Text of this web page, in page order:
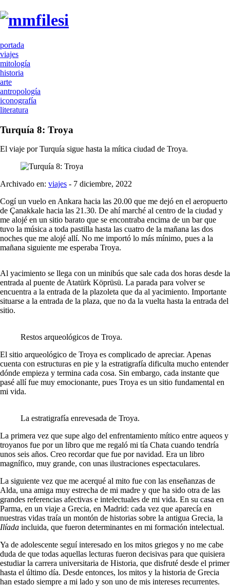
portada
viajes
mitología
historia
arte
antropología
iconografía
literatura
Turquía 8: Troya
El viaje por Turquía sigue hasta la mítica ciudad de Troya.
Archivado en: viajes - 7 diciembre, 2022
Cogí un vuelo en Ankara hacia las 20.00 que me dejó en el aeropuerto
de Çanakkale hacia las 21.30. De ahí marché al centro de la ciudad y
me alojé en un sitio barato que se encontraba encima de un bar que
tuvo la música a toda pastilla hasta las cuatro de la mañana las dos
noches que me alojé allí. No me importó lo más mínimo, pues a la
mañana siguiente me esperaba Troya.
Al yacimiento se llega con un minibús que sale cada dos horas desde la
entrada al puente de Atatürk Köprüsü. La parada para volver se
encuentra a la entrada de la plazoleta que da al yacimiento. Importante
situarse a la entrada de la plaza, que no da la vuelta hasta la entrada del
sitio.
Restos arqueológicos de Troya.
El sitio arqueológico de Troya es complicado de apreciar. Apenas
cuenta con estructuras en pie y la estratigrafía dificulta mucho entender
dónde empieza y termina cada cosa. Sin embargo, cada instante que
pasé allí fue muy emocionante, pues Troya es un sitio fundamental en
mi vida.
La estratigrafía enrevesada de Troya.
La primera vez que supe algo del enfrentamiento mítico entre aqueos y
troyanos fue por un libro que me regaló mi tía Chata cuando tendría
unos seis años. Creo recordar que fue por navidad. Era un libro
magnífico, muy grande, con unas ilustraciones espectaculares.
La siguiente vez que me acerqué al mito fue con las enseñanzas de
Alda, una amiga muy estrecha de mi madre y que ha sido otra de las
grandes referencias afectivas e intelectuales de mi vida. En su casa en
Parma, en un viaje a Grecia, en Madrid: cada vez que aparecía en
nuestras vidas traía un montón de historias sobre la antigua Grecia, la
Ilíada incluida, que fueron determinantes en mi formación intelectual.
Ya de adolescente seguí interesado en los mitos griegos y no me cabe
duda de que todas aquellas lecturas fueron decisivas para que quisiera
estudiar la carrera universitaria de Historia, que disfruté desde el primer
hasta el último día. Desde entonces, los mitos y la historia de Grecia
han estado siempre a mi lado y son uno de mis intereses recurrentes.